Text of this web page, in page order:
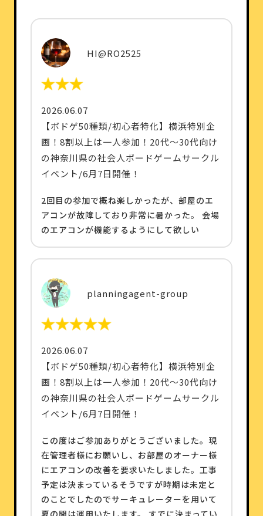
HI@RO2525
2026.06.07
【ボドゲ50種類/初心者特化】横浜特別企
画！8割以上は一人参加！20代〜30代向け
の神奈川県の社会人ボードゲームサークル
イベント/6月7日開催！
2回目の参加で概ね楽しかったが、部屋のエ
アコンが故障しており非常に暑かった。 会場
のエアコンが機能するようにして欲しい
planningagent-group
2026.06.07
【ボドゲ50種類/初心者特化】横浜特別企
画！8割以上は一人参加！20代〜30代向け
の神奈川県の社会人ボードゲームサークル
イベント/6月7日開催！
この度はご参加ありがとうございました。現
在管理者様にお願いし、お部屋のオーナー様
にエアコンの改善を要求いたしました。工事
予定は決まっているそうですが時期は未定と
のことでしたのでサーキュレーターを用いて